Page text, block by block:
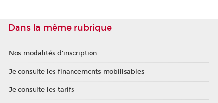
Dans la même rubrique
Nos modalités d'inscription
Je consulte les financements mobilisables
Je consulte les tarifs